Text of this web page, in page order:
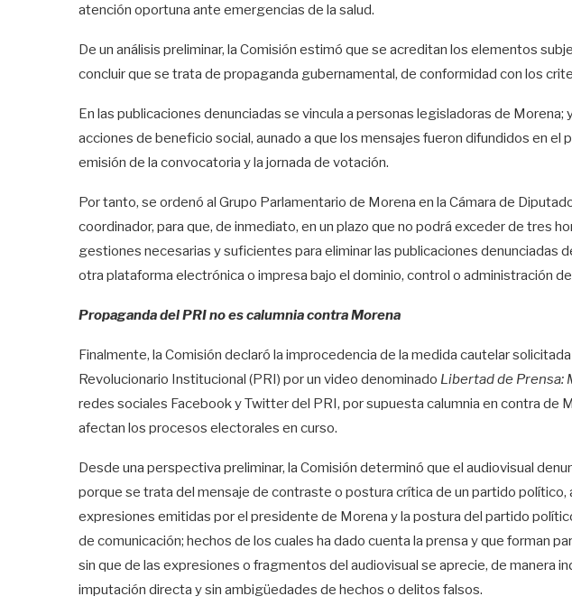
atención oportuna ante emergencias de la salud.
De un análisis preliminar, la Comisión estimó que se acreditan los elementos
concluir que se trata de propaganda gubernamental, de conformidad con los
En las publicaciones denunciadas se vincula a personas legisladoras de Morena;
acciones de beneficio social, aunado a que los mensajes fueron difundidos en el
emisión de la convocatoria y la jornada de votación.
Por tanto, se ordenó al Grupo Parlamentario de Morena en la Cámara de
coordinador, para que, de inmediato, en un plazo que no podrá exceder de tres
gestiones necesarias y suficientes para eliminar las publicaciones denunciadas
otra plataforma electrónica o impresa bajo el dominio, control o administración
Propaganda del PRI no es calumnia contra Morena
Finalmente, la Comisión declaró la improcedencia de la medida cautelar
Revolucionario Institucional (PRI) por un video denominado Libertad de Prensa:
redes sociales Facebook y Twitter del PRI, por supuesta calumnia en contra de
afectan los procesos electorales en curso.
Desde una perspectiva preliminar, la Comisión determinó que el audiovisual
porque se trata del mensaje de contraste o postura crítica de un partido político,
expresiones emitidas por el presidente de Morena y la postura del partido
de comunicación; hechos de los cuales ha dado cuenta la prensa y que forman
sin que de las expresiones o fragmentos del audiovisual se aprecie, de manera
imputación directa y sin ambigüedades de hechos o delitos falsos.